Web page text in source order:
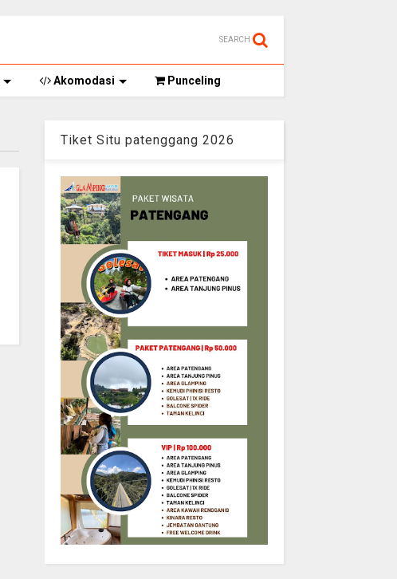
SEARCH
Akomodasi Punceling
Tiket Situ patenggang 2026